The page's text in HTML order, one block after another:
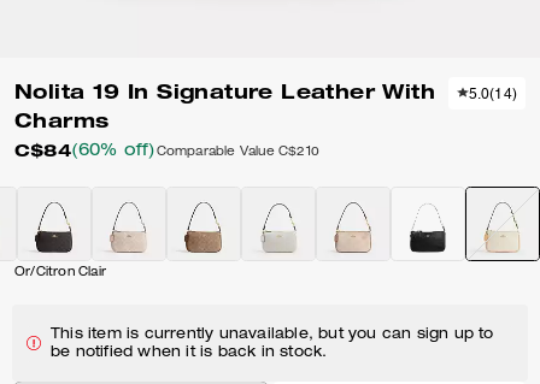
Nolita 19 In Signature Leather With
Charms
C$84(60% off) Comparable Value C$210
5.0(14)
Or/Citron Clair
This item is currently unavailable, but you can sign up to
be notified when it is back in stock.